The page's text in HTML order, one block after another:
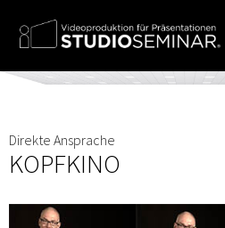
Direkte Ansprache
KOPFKINO